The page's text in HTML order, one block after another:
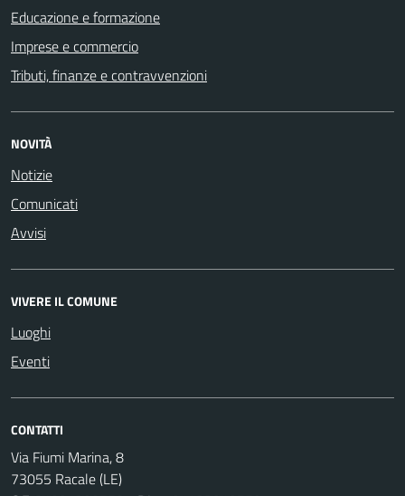
Educazione e formazione
Imprese e commercio
Tributi, finanze e contravvenzioni
NOVITÀ
Notizie
Comunicati
Avvisi
VIVERE IL COMUNE
Luoghi
Eventi
CONTATTI
Via Fiumi Marina, 8
73055 Racale (LE)